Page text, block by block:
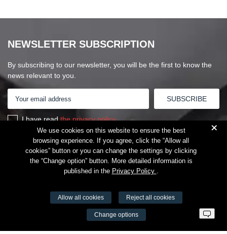
NEWSLETTER SUBSCRIPTION
By subscribing to our newsletter, you will be the first to know the
news relevant to you.
I have readthe privacy policy
VŠĮ Fitneso mokymo centras AEROMIX
Entreprise code 300034190
+
We use cookies on this website to ensure the best
browsing experience. If you agree, click the “Allow all
cookies” button or you can change the settings by clicking
the “Change option” button. More detailed information is
published in the Privacy Policy .
Allow all cookies Reject all cookies
Change options